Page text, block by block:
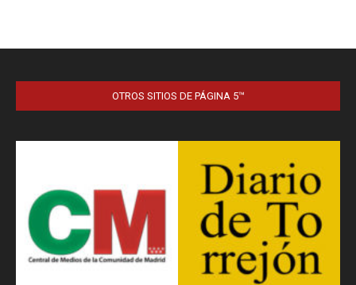
OTROS SITIOS DE PÁGINA 5™